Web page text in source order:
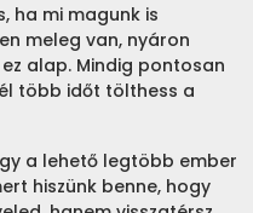
ha mi magunk is
meleg van, nyáron
alap. Mindig pontosan
több időt tölthess a
a lehető legtöbb ember
hiszünk benne, hogy